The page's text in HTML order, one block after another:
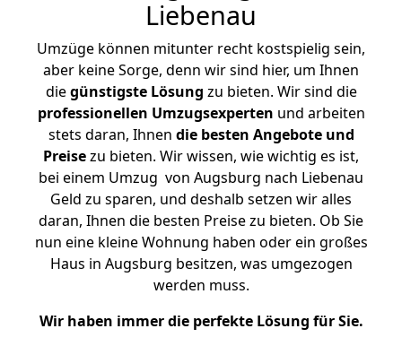
Liebenau
Umzüge können mitunter recht kostspielig sein,
aber keine Sorge, denn wir sind hier, um Ihnen
diegünstigste Lösung zu bieten. Wir sind die
professionellen Umzugsexperten und arbeiten
stets daran, Ihnen die besten Angebote und
Preisezu bieten. Wir wissen, wie wichtig es ist,
bei einem Umzug von Augsburg nach Liebenau
Geld zu sparen, und deshalb setzen wir alles
daran, Ihnen die besten Preise zu bieten. Ob Sie
nun eine kleine Wohnung haben oder ein großes
Haus in Augsburg besitzen, was umgezogen
werden muss.
Wir haben immer die perfekte Lösung für Sie.